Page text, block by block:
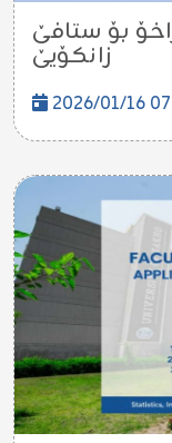
بۆ ستافێ
زانکۆیێ
2026/01/16